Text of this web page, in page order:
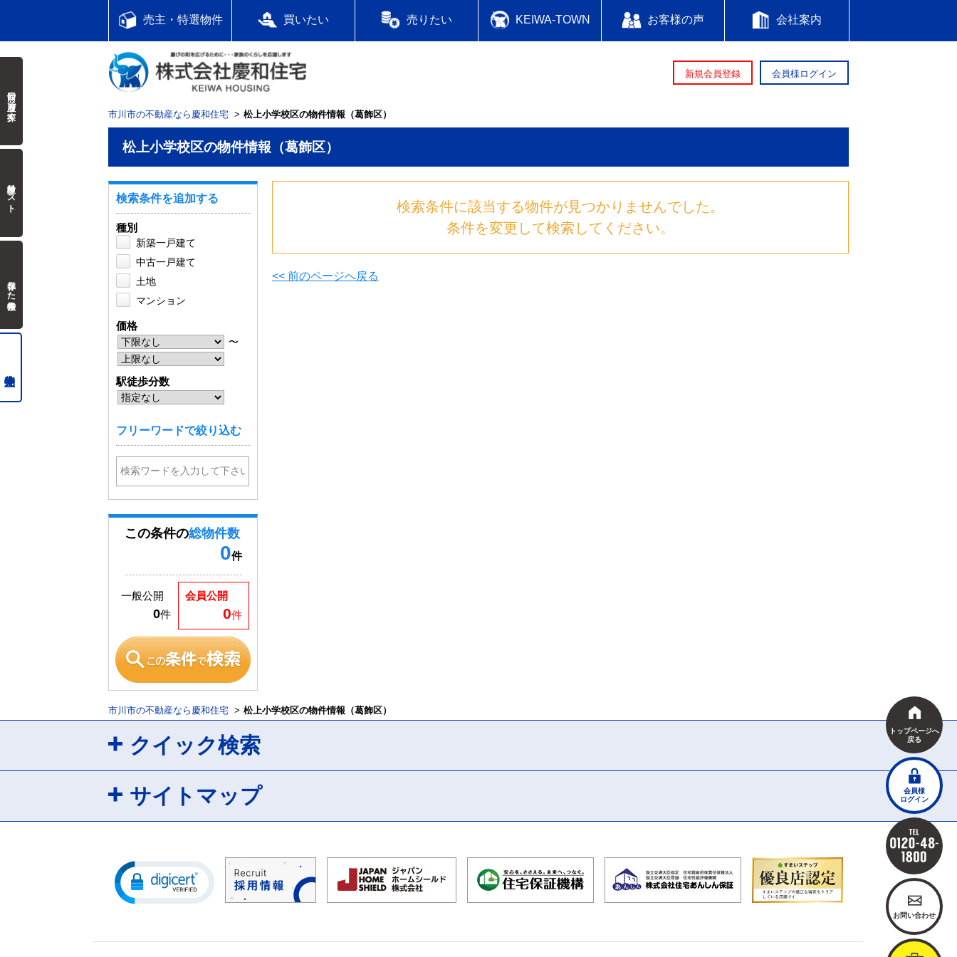
売主・特選物件 買いたい 売りたい KEIWA-TOWN お客様の声 会社案内
新規会員登録 会員様ログイン
市川市の不動産なら慶和住宅 松上小学校区の物件情報（葛飾区）
松上小学校区の物件情報（葛飾区）
検索条件に該当する物件が見つかりませんでした。
条件を変更して検索してください。
<< 前のページへ戻る
検索条件を追加する
種別
新築一戸建て
中古一戸建て
土地
マンション
価格
〜
駅徒歩分数
フリーワードで絞り込む
この条件の総物件数
0件
会員公開
0件
一般公開
0件
市川市の不動産なら慶和住宅 松上小学校区の物件情報（葛飾区）
クイック検索
サイトマップ
トップページへ
戻る
会員様
ログイン
お問い合わせ
前回の履歴で探す
検討中リスト
保存した検索条件